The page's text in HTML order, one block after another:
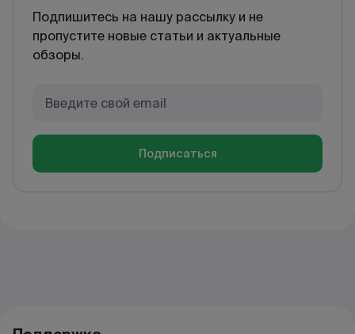
Подпишитесь на нашу рассылку и не
пропустите новые статьи и актуальные
обзоры.
Подписаться